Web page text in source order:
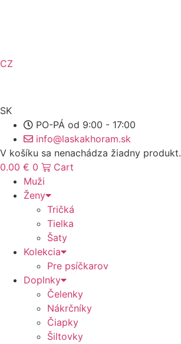
CZ
SK
PO-PÁ od 9:00 - 17:00
info@laskakhoram.sk
V košíku sa nenachádza žiadny produkt.
0.00 € 0
Cart
Muži
Ženy
Tričká
Tielka
Šaty
Kolekcia
Pre psíčkarov
Doplnky
Čelenky
Nákrčníky
Čiapky
Šiltovky